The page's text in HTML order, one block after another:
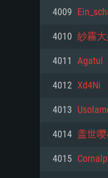
최소사
운영체제:
프로세서:
메모리: 4GB
그래픽 카드
최소사
운영체제:
프로세서:
최소사
운영체제:
프로세서:
메모리: 4 GB
그래픽 카
4009
4010 紗霧大
4011 Agatul
4012 Xd4Ni
4013
4014 盖世嘤
4015